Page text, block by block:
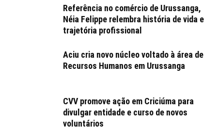
Referência no comércio de Urussanga,
Néia Felippe relembra história de vida e
trajetória profissional
Aciu cria novo núcleo voltado à área de
Recursos Humanos em Urussanga
CVV promove ação em Criciúma para
divulgar entidade e curso de novos
voluntários